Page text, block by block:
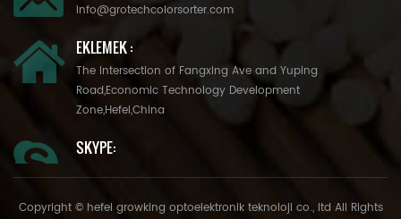
info@grotechcolorsorter.com
EKLEMEK :
The Intersection of Fangxing Ave and Yuping
Road,Economic Technology Development
Zone,Hefei,China
SKYPE:
Copyright © hefei growking optoelektronik teknoloji co., ltd All Rights